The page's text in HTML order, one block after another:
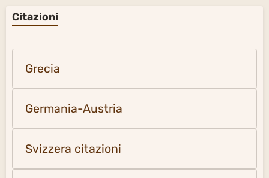
Citazioni
Grecia
Germania-Austria
Svizzera citazioni